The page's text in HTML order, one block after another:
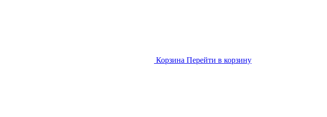
Корзина Перейти в корзину